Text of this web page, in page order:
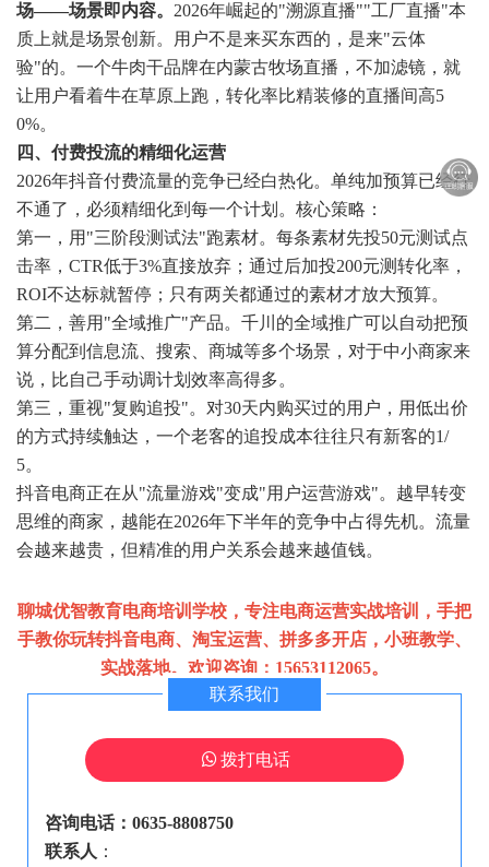
场——场景即内容。 2026年崛起的"溯源直播""工厂直播"本
质上就是场景创新。用户不是来买东西的，是来"云体
验"的。一个牛肉干品牌在内蒙古牧场直播，不加滤镜，就
让用户看着牛在草原上跑，转化率比精装修的直播间高5
0%。
四、付费投流的精细化运营
2026年抖音付费流量的竞争已经白热化。单纯加预算已经行
不通了，必须精细化到每一个计划。核心策略：
第一，用"三阶段测试法"跑素材。每条素材先投50元测试点
击率，CTR低于3%直接放弃；通过后加投200元测转化率，
ROI不达标就暂停；只有两关都通过的素材才放大预算。
第二，善用"全域推广"产品。千川的全域推广可以自动把预
算分配到信息流、搜索、商城等多个场景，对于中小商家来
说，比自己手动调计划效率高得多。
第三，重视"复购追投"。对30天内购买过的用户，用低出价
的方式持续触达，一个老客的追投成本往往只有新客的1/
5。
抖音电商正在从"流量游戏"变成"用户运营游戏"。越早转变
思维的商家，越能在2026年下半年的竞争中占得先机。流量
会越来越贵，但精准的用户关系会越来越值钱。
聊城优智教育电商培训学校，专注电商运营实战培训，手把
手教你玩转抖音电商、淘宝运营、拼多多开店，小班教学、
实战落地。欢迎咨询：15653112065。
联系我们
拨打电话
咨询电话：0635-8808750
联系人 ：